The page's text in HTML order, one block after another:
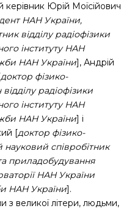
керівник Юрій Моїсійович
НАН України,
відділу радіофізики
інституту НАН
НАН України], Андрій
доктор фізико-
радіофізики
інституту НАН
НАН України] і
[доктор фізико-
співробітник
приладобудування
НАН України
НАН України].
з великої літери, людьми,